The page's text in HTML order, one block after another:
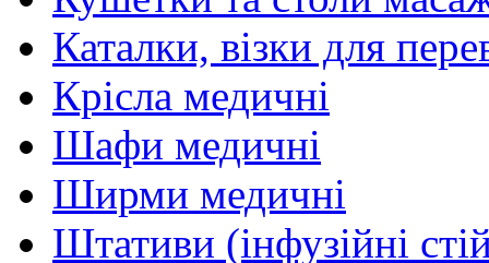
Каталки, візки для
Крісла медичні
Шафи медичні
Ширми медичні
Штативи (інфузійні